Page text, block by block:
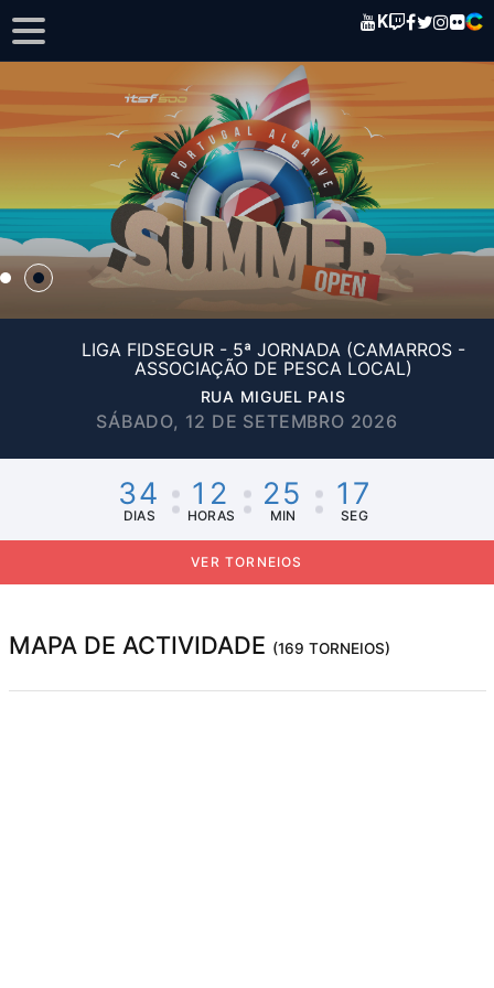
K
LIGA FIDSEGUR - 5ª JORNADA (CAMARROS -
ASSOCIAÇÃO DE PESCA LOCAL)
RUA MIGUEL PAIS
SÁBADO, 12 DE SETEMBRO 2026
34
DIAS
12
HORAS
25
MIN
17
SEG
VER TORNEIOS
MAPA DE ACTIVIDADE (169 TORNEIOS)